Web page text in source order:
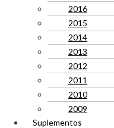
2016
2015
2014
2013
2012
2011
2010
2009
Suplementos